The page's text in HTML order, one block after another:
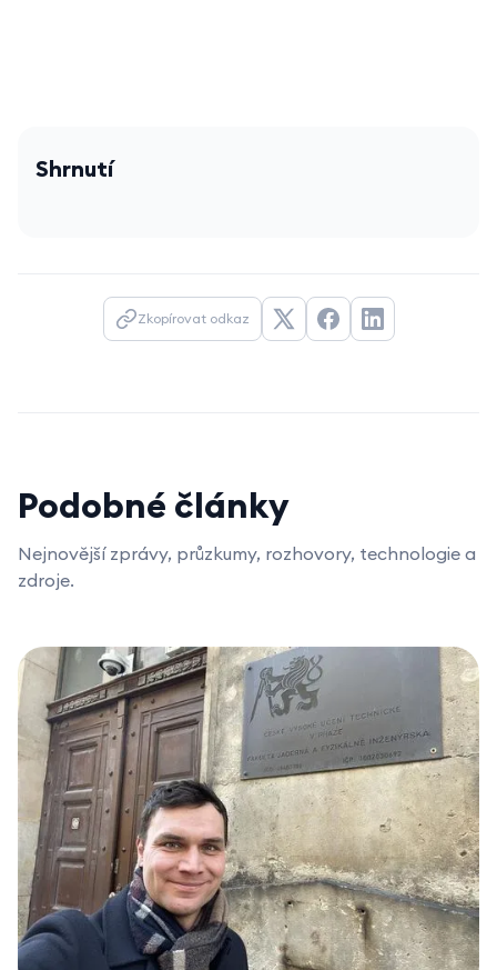
Shrnutí
Zkopírovat odkaz
Podobné články
Nejnovější zprávy, průzkumy, rozhovory, technologie a
zdroje.